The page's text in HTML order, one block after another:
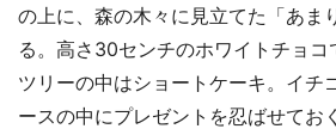
の上に、森の木々に見立てた「あま
る。高さ30センチのホワイトチョコ
ツリーの中はショートケーキ。イチ
ースの中にプレゼントを忍ばせてお